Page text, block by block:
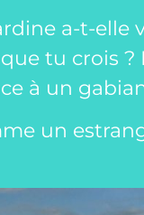
a-t-elle
tu crois ?
à un
un